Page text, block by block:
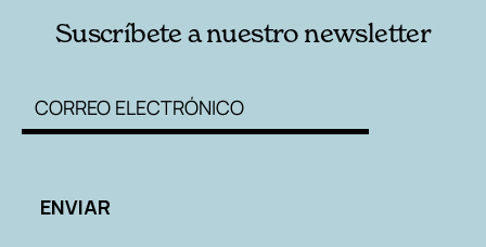
Suscríbete a nuestro newsletter